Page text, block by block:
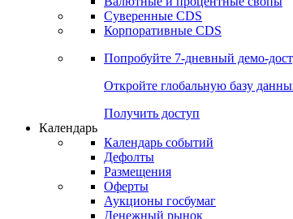
Получить доступ
Деривативы
Поиск деривативов
Валютные и процентные свопы
Суверенные CDS
Корпоративные CDS
Попробуйте7-дневный
Откройте глобальную базу данных
Получить доступ
Календарь
Календарь событий
Дефолты